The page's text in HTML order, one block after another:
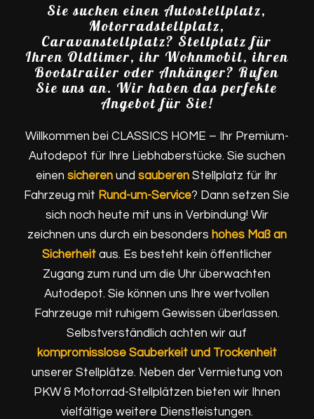
Sie suchen einen Autostellplatz,
Motorradstellplatz,
Caravanstellplatz? Stellplatz für
Ihren Oldtimer, ihr Wohnmobil, ihren
Bootstrailer oder Anhänger? Rufen
Sie uns an. Wir haben das perfekte
Angebot für Sie!
Willkommen bei CLASSICS HOME – Ihr Premium-
Autodepot für Ihre Liebhaberstücke. Sie suchen
einensicheren undsauberen Stellplatz für Ihr
Fahrzeug mit Rund-um-Service? Dann setzen Sie
sich noch heute mit uns in Verbindung! Wir
zeichnen uns durch ein besonders hohes Maß an
Sicherheitaus. Es besteht kein öffentlicher
Zugang zum rund um die Uhr überwachten
Autodepot. Sie können uns Ihre wertvollen
Fahrzeuge mit ruhigem Gewissen überlassen.
Selbstverständlich achten wir auf
kompromisslose Sauberkeit und Trockenheit
unserer Stellplätze. Neben der Vermietung von
PKW & Motorrad-Stellplätzen bieten wir Ihnen
vielfältige weitere Dienstleistungen.